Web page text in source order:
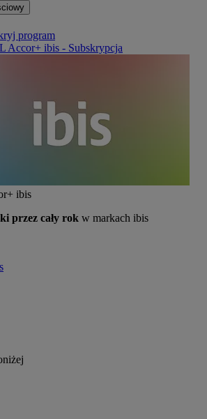
program
Accor+ ibis - Subskrypcja
ibis
przez cały rok w markach ibis